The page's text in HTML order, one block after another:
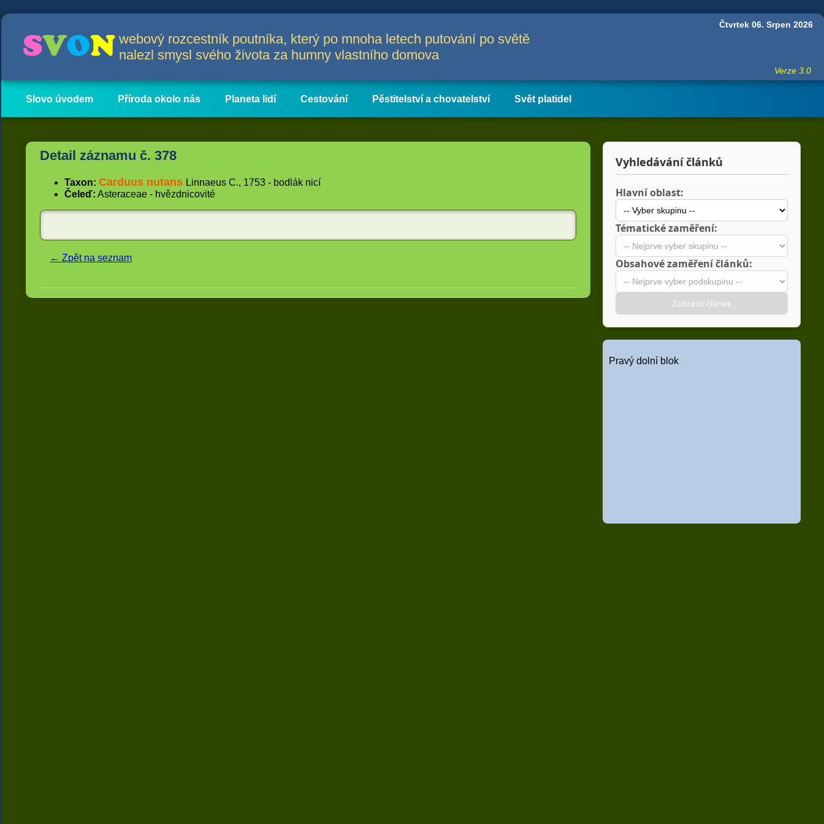
webový rozcestník poutníka, který po mnoha letech putování po světě
nalezl smysl svého života za humny vlastního domova
Čtvrtek 06. Srpen 2026
Verze 3.0
Slovo úvodem Příroda okolo nás Planeta lidí Cestování Pěstitelství a chovatelství Svět platidel
Hlavní obsah
Články
Detail záznamu č. 378
Taxon: Carduus nutans Linnaeus C., 1753 - bodlák nicí
Čeleď: Asteraceae - hvězdnicovité
← Zpět na seznam
Vyhledávání článků
Hlavní oblast:
Tématické zaměření:
Obsahové zaměření článků:
Zobrazit článek
Pravý dolní blok